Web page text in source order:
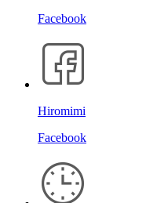
Facebook
Hiromimi
Facebook